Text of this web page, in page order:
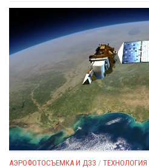
АЭРОФОТОСЪЕМКА И ДЗЗ / ТЕХНОЛОГИЯ